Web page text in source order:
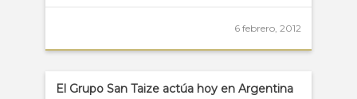
6 febrero, 2012
El Grupo San Taize actúa hoy en Argentina